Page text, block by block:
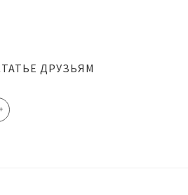
ДРУЗЬЯМ